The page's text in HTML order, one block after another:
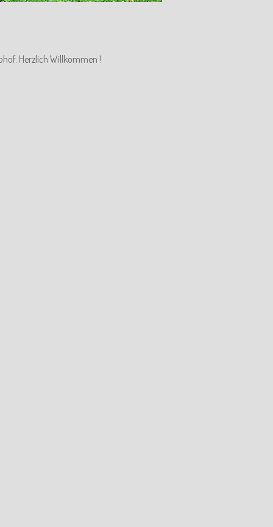
Herzlich Willkommen !